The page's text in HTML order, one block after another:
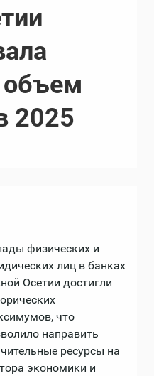
2025
физических и
лиц в банках
Осетии достигли
что
направить
ресурсы на
экономики и